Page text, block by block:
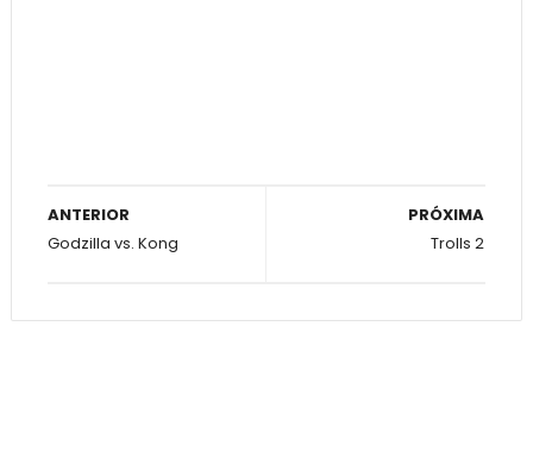
PRÓXIMA
Trolls 2
ANTERIOR
Godzilla vs. Kong